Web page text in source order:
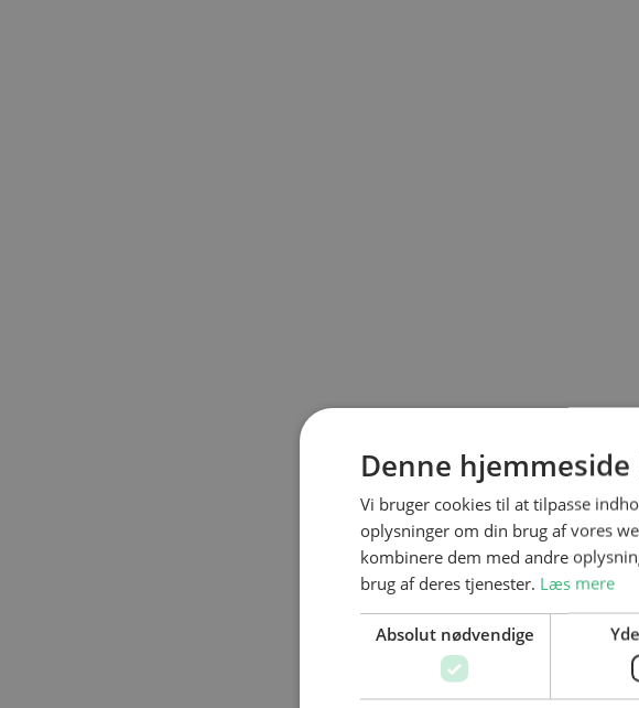
Denne
Vi bruger cookies til at tilpasse
oplysninger om din brug af vores
kombinere dem med andre
brug af deres tjenester. Læs mere
Absolut nødvendige